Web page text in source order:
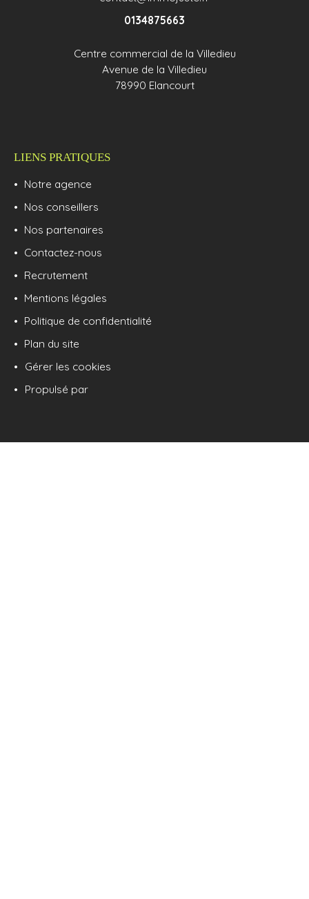
0134875663
Centre commercial de la Villedieu
Avenue de la Villedieu
78990 Elancourt
LIENS PRATIQUES
Notre agence
Nos conseillers
Nos partenaires
Contactez-nous
Recrutement
Mentions légales
Politique de confidentialité
Plan du site
Gérer les cookies
Propulsé par